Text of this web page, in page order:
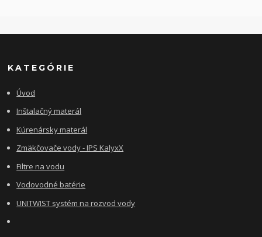
KATEGÓRIE
Úvod
Inštalačný materál
Kúrenársky materál
Zmäkčovače vody - IPS KalyxX
Filtre na vodu
Vodovodné batérie
UNITWIST systém na rozvod vody